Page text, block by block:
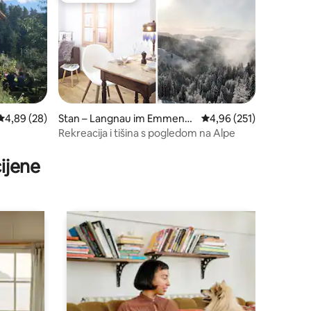
ocjena: 4,89/5, recenzija: 28
4,89 (28)
Stan – Langnau im Emmenta
l
Prosječna ocjena:
4,96 (251)
Rekreacija i tišina s pogledom na Alpe